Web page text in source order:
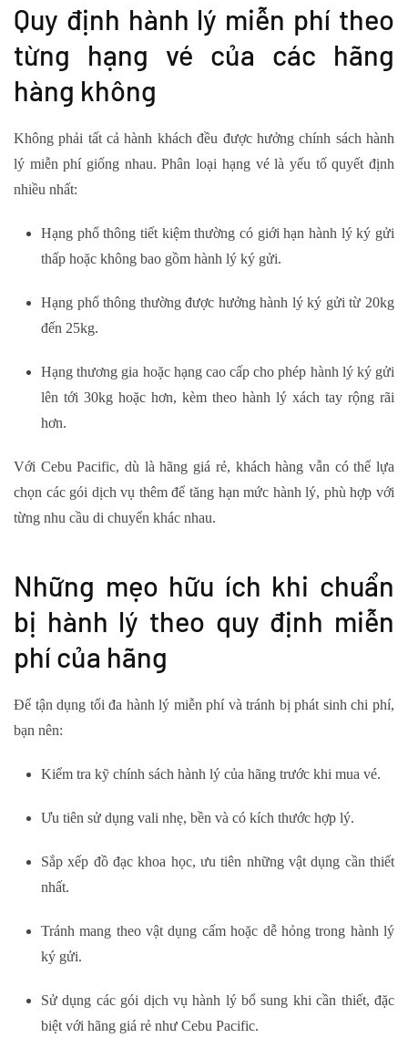
Quy định hành lý miễn phí theo
từng hạng vé của các hãng
hàng không
Không phải tất cả hành khách đều được hưởng chính sách hành
lý miễn phí giống nhau. Phân loại hạng vé là yếu tố quyết định
nhiều nhất:
Hạng phổ thông tiết kiệm thường có giới hạn hành lý ký gửi
thấp hoặc không bao gồm hành lý ký gửi.
Hạng phổ thông thường được hưởng hành lý ký gửi từ 20kg
đến 25kg.
Hạng thương gia hoặc hạng cao cấp cho phép hành lý ký gửi
lên tới 30kg hoặc hơn, kèm theo hành lý xách tay rộng rãi
hơn.
Với Cebu Pacific, dù là hãng giá rẻ, khách hàng vẫn có thể lựa
chọn các gói dịch vụ thêm để tăng hạn mức hành lý, phù hợp với
từng nhu cầu di chuyển khác nhau.
Những mẹo hữu ích khi chuẩn
bị hành lý theo quy định miễn
phí của hãng
Để tận dụng tối đa hành lý miễn phí và tránh bị phát sinh chi phí,
bạn nên:
Kiểm tra kỹ chính sách hành lý của hãng trước khi mua vé.
Ưu tiên sử dụng vali nhẹ, bền và có kích thước hợp lý.
Sắp xếp đồ đạc khoa học, ưu tiên những vật dụng cần thiết
nhất.
Tránh mang theo vật dụng cấm hoặc dễ hỏng trong hành lý
ký gửi.
Sử dụng các gói dịch vụ hành lý bổ sung khi cần thiết, đặc
biệt với hãng giá rẻ như Cebu Pacific.